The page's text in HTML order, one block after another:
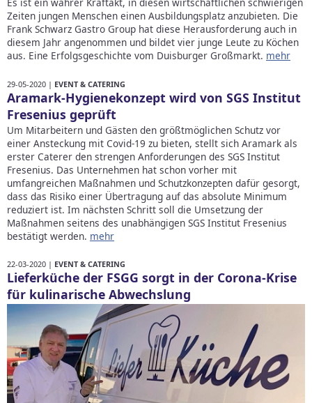
Es ist ein wahrer Kraftakt, in diesen wirtschaftlichen schwierigen
Zeiten jungen Menschen einen Ausbildungsplatz anzubieten. Die
Frank Schwarz Gastro Group hat diese Herausforderung auch in
diesem Jahr angenommen und bildet vier junge Leute zu Köchen
aus. Eine Erfolgsgeschichte vom Duisburger Großmarkt. mehr
29-05-2020 | EVENT & CATERING
Aramark-Hygienekonzept wird von SGS Institut
Fresenius geprüft
Um Mitarbeitern und Gästen den größtmöglichen Schutz vor
einer Ansteckung mit Covid-19 zu bieten, stellt sich Aramark als
erster Caterer den strengen Anforderungen des SGS Institut
Fresenius. Das Unternehmen hat schon vorher mit
umfangreichen Maßnahmen und Schutzkonzepten dafür gesorgt,
dass das Risiko einer Übertragung auf das absolute Minimum
reduziert ist. Im nächsten Schritt soll die Umsetzung der
Maßnahmen seitens des unabhängigen SGS Institut Fresenius
bestätigt werden. mehr
22-03-2020 | EVENT & CATERING
Lieferküche der FSGG sorgt in der Corona-Krise
für kulinarische Abwechslung